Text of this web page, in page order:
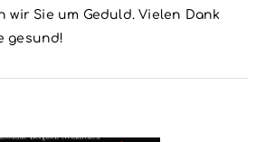
wir Sie um Geduld. Vielen Dank
gesund!